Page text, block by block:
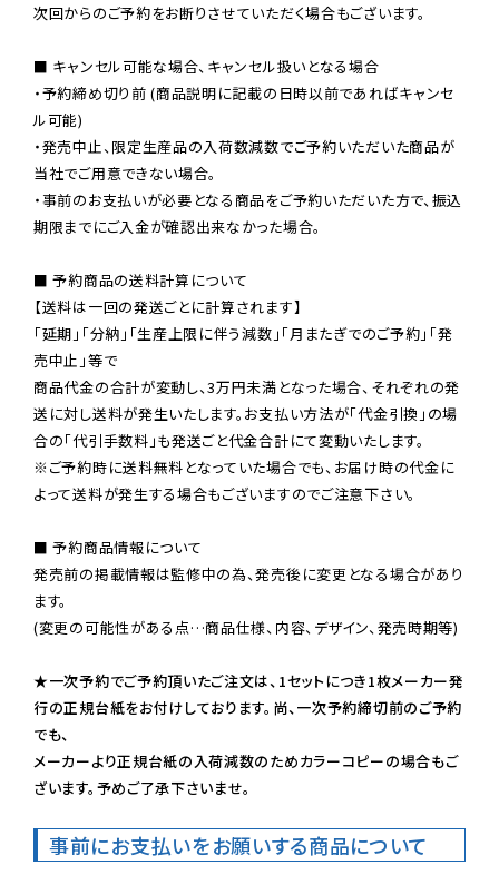
次回からのご予約をお断りさせていただく場合もございます。
■ キャンセル可能な場合、キャンセル扱いとなる場合
・予約締め切り前 (商品説明に記載の日時以前であればキャンセ
ル可能)
・発売中止、限定生産品の入荷数減数でご予約いただいた商品が
当社でご用意できない場合。
・事前のお支払いが必要となる商品をご予約いただいた方で、振込
期限までにご入金が確認出来なかった場合。
■ 予約商品の送料計算について
【送料は一回の発送ごとに計算されます】
「延期」「分納」「生産上限に伴う減数」「月またぎでのご予約」「発
売中止」等で
商品代金の合計が変動し、3万円未満となった場合、それぞれの発
送に対し送料が発生いたします。お支払い方法が「代金引換」の場
※ご予約時に送料無料となっていた場合でも、お届け時の代金に
よって送料が発生する場合もございますのでご注意下さい。
■ 予約商品情報について
発売前の掲載情報は監修中の為、発売後に変更となる場合があり
ます。
(変更の可能性がある点…商品仕様、内容、デザイン、発売時期等)
★一次予約でご予約頂いたご注文は、1セットにつき1枚メーカー発
行の正規台紙をお付けしております。尚、一次予約締切前のご予約
でも、
メーカーより正規台紙の入荷減数のためカラーコピーの場合もご
ざいます。予めご了承下さいませ。
事前にお支払いをお願いする商品について